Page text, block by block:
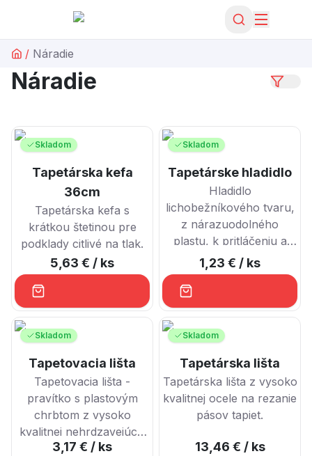
/ Náradie
Náradie
Skladom
Tapetárska kefa
36cm
Tapetárska kefa s
krátkou štetinou pre
podklady citlivé na tlak.
5,63 € / ks
Skladom
Tapetárske hladidlo
Hladidlo
lichobežníkového tvaru,
z nárazuodolného
plastu, k pritláčeniu a
vyhladzovaniu tapiet.
1,23 € / ks
Skladom
Tapetovacia lišta
Tapetovacia lišta -
pravítko s plastovým
chrbtom z vysoko
kvalitnej nehrdzavejúcej
ocele.
3,17 € / ks
Skladom
Tapetárska lišta
Tapetárska lišta z vysoko
kvalitnej ocele na rezanie
pásov tapiet.
13,46 € / ks